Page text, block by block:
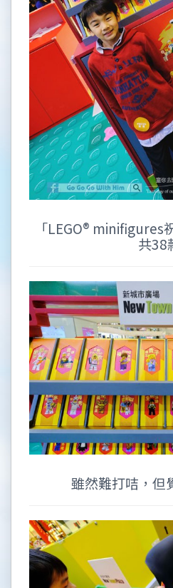
「LEGO® minifigures
共38
雖然難打咭，但